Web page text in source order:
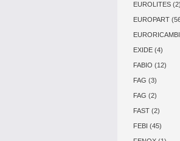
EUROLITES (2)
EUROPART
EXIDE (4)
FABIO (12)
FAG (3)
FAG (2)
FAST (2)
FEBI (45)